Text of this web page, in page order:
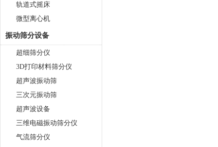
轨道式摇床
微型离心机
振动筛分设备
超细筛分仪
3D打印材料筛分仪
超声波振动筛
三次元振动筛
超声波设备
三维电磁振动筛分仪
气流筛分仪